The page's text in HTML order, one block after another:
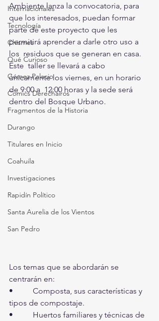
Internacionales
Tecnología
Chismes
Qué Curioso
Gómez Palacio
Comics Derechairos
Fragmentos de la Historia
Durango
Titulares en Inicio
Coahuila
Investigaciones
Rapidín Político
Santa Aurelia de los Vientos
San Pedro
Ambiente lanza la convocatoria, para
que los interesados, puedan formar
parte de este proyecto que les
permitirá aprender a darle otro uso a
los  residuos que se generan en casa.
Este  taller se llevará a cabo
únicamente los viernes, en un horario
de 9:00 a  12:00 horas y la sede será
dentro del Bosque Urbano.
Los temas que se abordarán se
centrarán en:
•          Composta, sus características y
tipos de compostaje.
•          Huertos familiares y técnicas de